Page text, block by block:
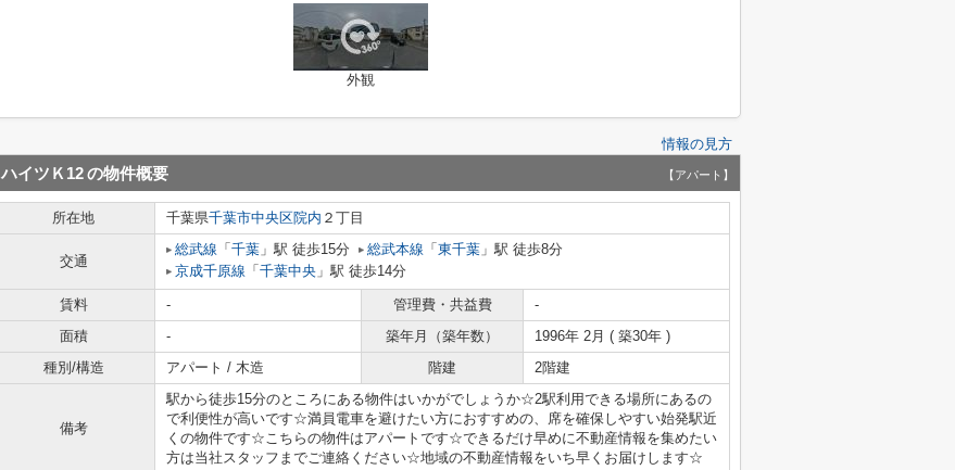
外観
情報の見方
ハイツＫ12の物件概要 【アパート】
所在地 千葉県千葉市中央区院内 ２丁目
交通
総武線 「 千葉 」駅 徒歩15分 総武本線 「 東千葉 」駅 徒歩8分
京成千原線 「 千葉中央 」駅 徒歩14分
賃料 - 管理費・共益費
-
面積
- 築年月（築年数）
1996年 2月 ( 築30年 )
種別/構造
アパート / 木造 階建 2階建
備考
駅から徒歩15分のところにある物件はいかがでしょうか☆2駅利用できる場所にあるの
で利便性が高いです☆満員電車を避けたい方におすすめの、席を確保しやすい始発駅近
くの物件です☆こちらの物件はアパートです☆できるだけ早めに不動産情報を集めたい
方は当社スタッフまでご連絡ください☆地域の不動産情報をいち早くお届けします☆